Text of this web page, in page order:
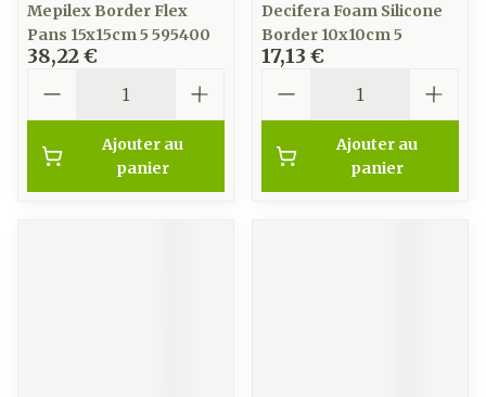
Mepilex Border Flex
Pans 15x15cm 5 595400
38,22 €
Ajouter au
panier
Decifera Foam Silicone
Border 10x10cm 5
17,13 €
Ajouter au
panier